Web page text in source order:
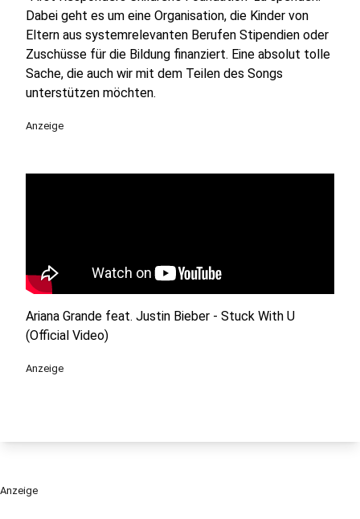
Dabei geht es um eine Organisation, die Kinder von
Eltern aus systemrelevanten Berufen Stipendien oder
Zuschüsse für die Bildung finanziert. Eine absolut tolle
Sache, die auch wir mit dem Teilen des Songs
unterstützen möchten.
Anzeige
Ariana Grande feat. Justin Bieber - Stuck With U
(Official Video)
Anzeige
Anzeige